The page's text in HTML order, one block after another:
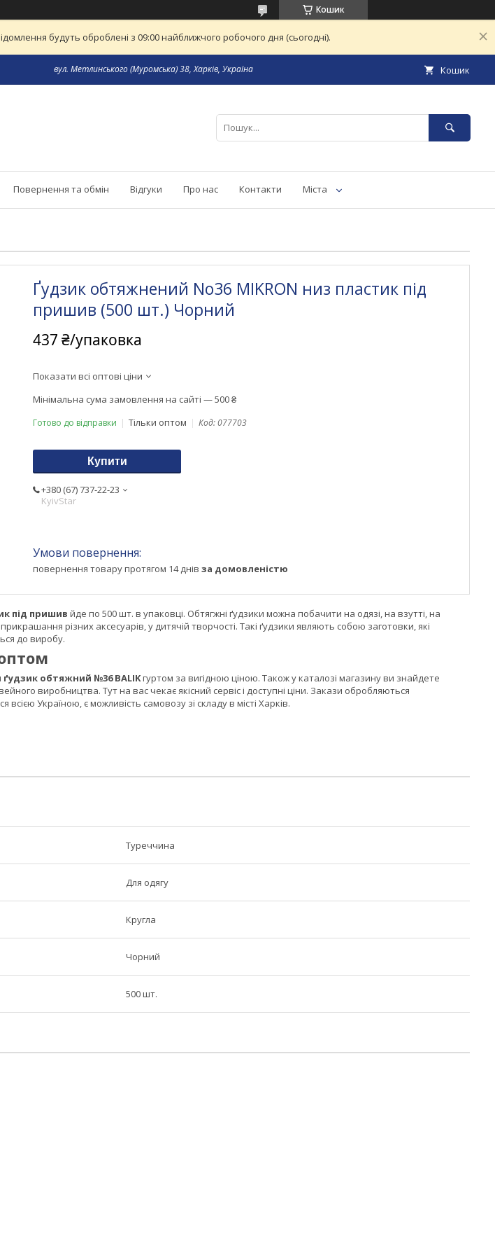
Кошик
будуть оброблені з 09:00 найближчого робочого дня (сьогодні).
вул. Метлинського (Муромська) 38, Харків, Україна Кошик
Повернення та обмін Відгуки Про нас Контакти Міста
Ґудзик обтяжнений No36 MIKRON низ пластик під
пришив (500 шт.) Чорний
437 ₴/упаковка
Показати всі оптові ціни
Мінімальна сума замовлення на сайті — 500 ₴
Готово до відправки Тільки оптом Код:077703
Купити
+380 (67) 737-22-23
KyivStar
повернення товару протягом 14 днів за домовленістю
під пришив йде по 500 шт. в упаковці. Обтягжні ґудзики можна побачити на одязі, на взутті, на
різних аксесуарів, у дитячій творчості. Такі ґудзики являють собою заготовки, які
до виробу.
ґудзик обтяжний №36 BALIKгуртом за вигідною ціною. Також у каталозі магазину ви знайдете
виробництва. Тут на вас чекає якісний сервіс і доступні ціни. Закази обробляються
Україною, є можливість самовозу зі складу в місті Харків.
Туреччина
Для одягу
Кругла
Чорний
500 шт.